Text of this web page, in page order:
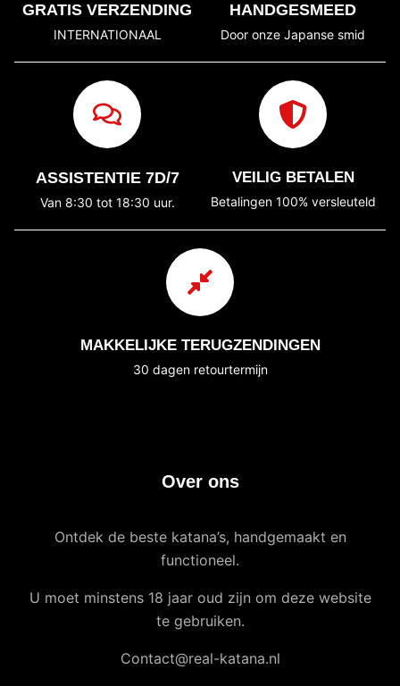
GRATIS VERZENDING
INTERNATIONAAL
HANDGESMEED
Door onze Japanse smid
ASSISTENTIE 7D/7
Van 8:30 tot 18:30 uur.
VEILIG BETALEN
Betalingen 100% versleuteld
MAKKELIJKE TERUGZENDINGEN
30 dagen retourtermijn
Over ons
Ontdek de beste katana’s, handgemaakt en
functioneel.
U moet minstens 18 jaar oud zijn om deze website
te gebruiken.
Contact@real-katana.nl